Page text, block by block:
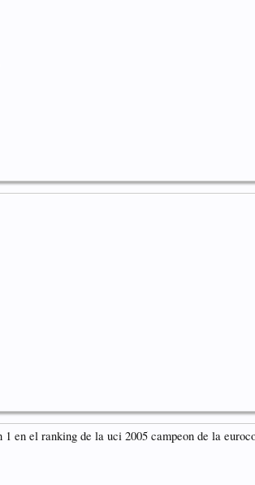
en el ranking de la uci 2005 campeon de la